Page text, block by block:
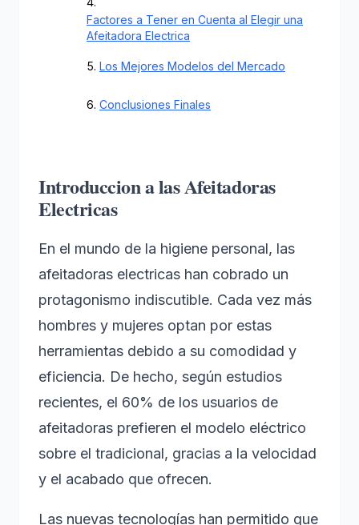
Factores a Tener en Cuenta al Elegir una
Afeitadora Electrica
Los Mejores Modelos del Mercado
Conclusiones Finales
Introduccion a las Afeitadoras
Electricas
En el mundo de la higiene personal, las
afeitadoras electricas han cobrado un
protagonismo indiscutible. Cada vez más
hombres y mujeres optan por estas
herramientas debido a su comodidad y
eficiencia. De hecho, según estudios
recientes, el 60% de los usuarios de
afeitadoras prefieren el modelo eléctrico
sobre el tradicional, gracias a la velocidad
y el acabado que ofrecen.
Las nuevas tecnologías han permitido que